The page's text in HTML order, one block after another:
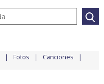
Fotos Canciones